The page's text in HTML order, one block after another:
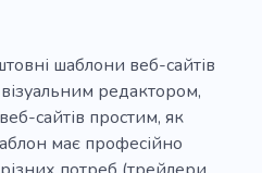
шаблони веб-сайтів
редактором,
сайтів простим, як
має професійно